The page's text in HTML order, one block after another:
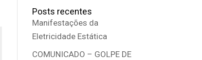
Posts recentes
Manifestações da
Eletricidade Estática
COMUNICADO – GOLPE DE